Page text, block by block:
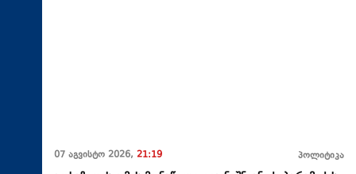
07 აგვისტო 2026, 21:19 პოლიტიკა